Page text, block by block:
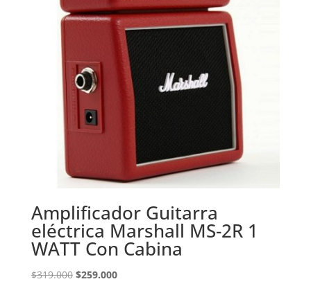
Amplificador Guitarra
eléctrica Marshall MS-2R 1
WATT Con Cabina
$319.000 El
$259.000El